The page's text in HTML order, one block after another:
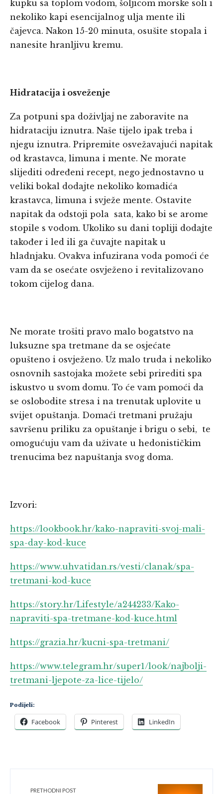
kupku sa toplom vodom, šoljicom morske soli i
nekoliko kapi esencijalnog ulja mente ili
čajevca. Nakon 15-20 minuta, osušite stopala i
nanesite hranljivu kremu.
Hidratacija i osveženje
Za potpuni spa doživljaj ne zaboravite na
hidrataciju iznutra. Naše tijelo ipak treba i
njegu iznutra. Pripremite osvežavajući napitak
od krastavca, limuna i mente. Ne morate
slijediti određeni recept, nego jednostavno u
veliki bokal dodajte nekoliko komadića
krastavca, limuna i svježe mente. Ostavite
napitak da odstoji pola sata, kako bi se arome
stopile s vodom. Ukoliko su dani topliji dodajte
također i led ili ga čuvajte napitak u
hladnjaku. Ovakva infuzirana voda pomoći će
vam da se osećate osvježeno i revitalizovano
tokom cijelog dana.
Ne morate trošiti pravo malo bogatstvo na
luksuzne spa tretmane da se osjećate
opušteno i osvježeno. Uz malo truda i nekoliko
osnovnih sastojaka možete sebi prirediti spa
iskustvo u svom domu. To će vam pomoći da
se oslobodite stresa i na trenutak uplovite u
svijet opuštanja. Domaći tretmani pružaju
savršenu priliku za opuštanje i brigu o sebi, te
omogućuju vam da uživate u hedonističkim
trenucima bez napuštanja svog doma.
Izvori:
https://lookbook.hr/kako-napraviti-svoj-mali-
spa-day-kod-kuce
https://www.uhvatidan.rs/vesti/clanak/spa-
tretmani-kod-kuce
https://story.hr/Lifestyle/a244233/Kako-
napraviti-spa-tretmane-kod-kuce.html
https://grazia.hr/kucni-spa-tretmani/
https://www.telegram.hr/super1/look/najbolji-
tretmani-ljepote-za-lice-tijelo/
Podijeli:
Facebook Pinterest LinkedIn
PRETHODNI POST